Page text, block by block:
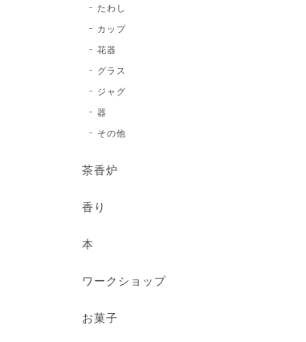
たわし
カップ
花器
グラス
ジャグ
器
その他
茶香炉
香り
本
ワークショップ
お菓子